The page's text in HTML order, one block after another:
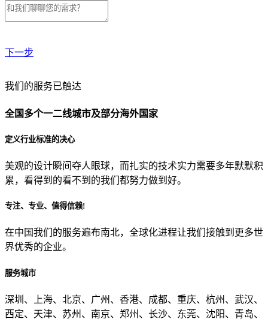
下一步
贵公司预算范围是？
贵公司的团队规模是？
目前主要的营销渠道是？
我们的服务已触达
全国多个一二线城市及部分海外国家
定义行业标准的决心
美观的设计瞬间夺人眼球，而扎实的技术实力需要多年默默积
累，看得到的看不到的我们都努力做到好。
专注、专业、值得信赖!
在中国我们的服务遍布南北，全球化进程让我们接触到更多世
界优秀的企业。
服务城市
深圳、上海、北京、广州、香港、成都、重庆、杭州、武汉、
西定、天津、苏州、南京、郑州、长沙、东莞、沈阳、青岛、